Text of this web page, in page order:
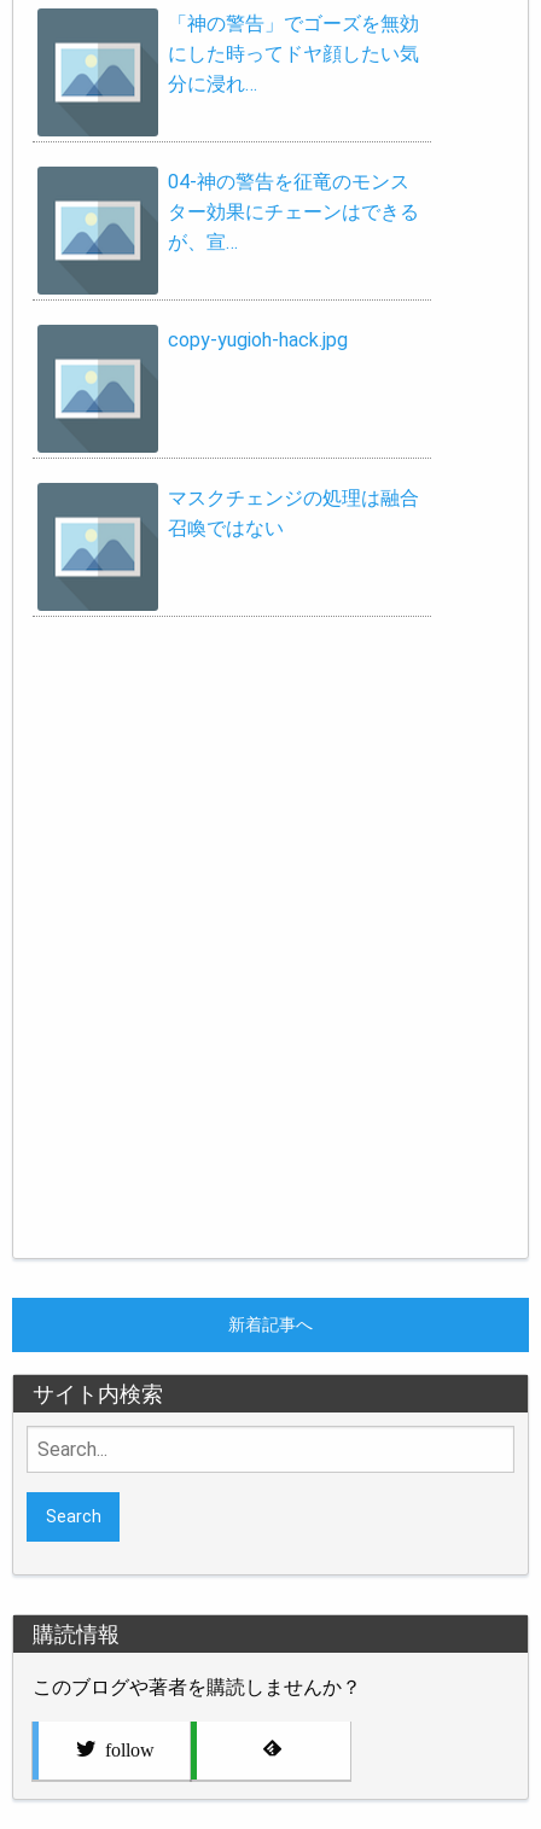
「神の警告」でゴーズを無効
にした時ってドヤ顔したい気
分に浸れ…
04-神の警告を征竜のモンス
ター効果にチェーンはできる
が、宣…
copy-yugioh-hack.jpg
マスクチェンジの処理は融合
召喚ではない
新着記事へ
サイト内検索
Search
for:
購読情報
このブログや著者を購読しませんか？
follow